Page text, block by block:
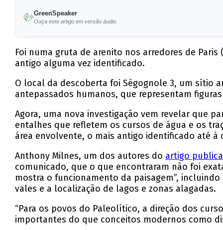
GreenSpeaker
Ouça este artigo em versão áudio.
Foi numa gruta de arenito nos arredores de
antigo alguma vez identificado.
O local da descoberta foi Ségognole 3, um sítio
antepassados humanos, que representam
Agora, uma nova investigação vem revelar que
entalhes que refletem os cursos de água e os
área envolvente, o mais antigo identificado até à
Anthony Milnes, um dos autores do artigo
comunicado, que o que encontraram não foi
mostra o funcionamento da paisagem”,
vales e a localização de lagos e zonas alagadas.
“Para os povos do Paleolítico, a direção dos
importantes do que conceitos modernos como